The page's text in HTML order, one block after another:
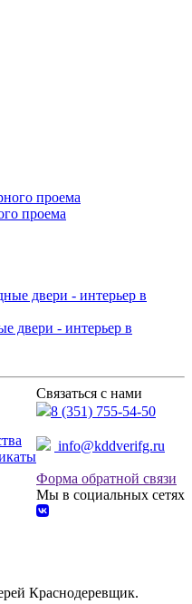
проема
двери - интерьер в
Связаться с нами
8 (351) 755-54-50
info@kddverifg.ru
Форма обратной связи
Мы в социальных сетях
Краснодеревщик.